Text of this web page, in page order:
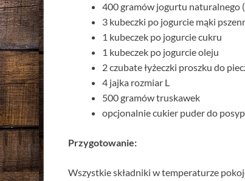
400 gramów jogurtu naturalnego
3 kubeczki po jogurcie mąki
1 kubeczek po jogurcie cukru
1 kubeczek po jogurcie oleju
2 czubate łyżeczki proszku do
4 jajka rozmiar L
500 gramów truskawek
opcjonalnie cukier puder do
Przygotowanie:
Wszystkie składniki w temperaturze